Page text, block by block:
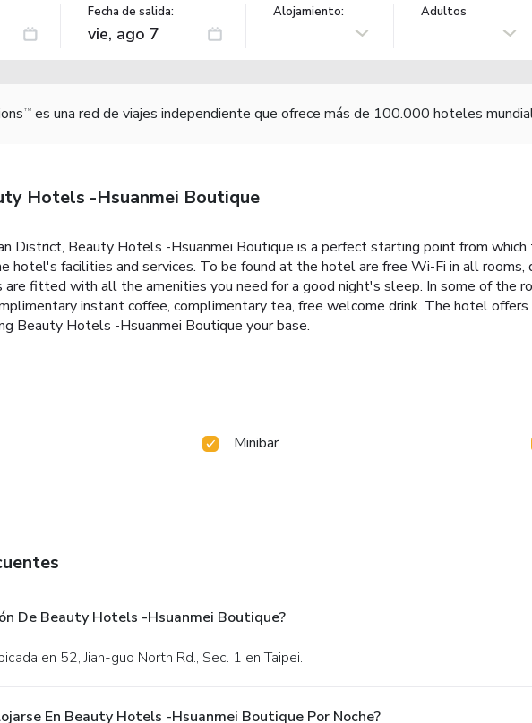
Fecha de salida: Alojamiento: Adultos
TM es una red de viajes independiente que ofrece más de 100.000 hoteles
Hotels -Hsuanmei Boutique
District, Beauty Hotels -Hsuanmei Boutique is a perfect starting point from
hotel's facilities and services. To be found at the hotel are free Wi-Fi in all
are fitted with all the amenities you need for a good night's sleep. In some of the
instant coffee, complimentary tea, free welcome drink. The hotel
Beauty Hotels -Hsuanmei Boutique your base.
Minibar
De Beauty Hotels -Hsuanmei Boutique?
en 52, Jian-guo North Rd., Sec. 1 en Taipei.
En Beauty Hotels -Hsuanmei Boutique Por Noche?